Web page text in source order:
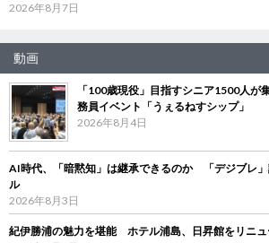
2026年8月7日
動画
「100歳現役」目指すシニア1500人
務員イベント「うぇるねすシップ」
2026年8月4日
AI時代、「暗黙知」は継承できるのか 「デジブレ
ル
2026年8月3日
紀伊勝浦の魅力を堪能 ホテル浦島、日昇館をリニュ